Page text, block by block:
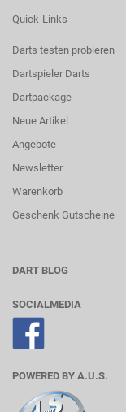
Quick-Links
Darts testen probieren
Dartspieler Darts
Dartpackage
Neue Artikel
Angebote
Newsletter
Warenkorb
Geschenk Gutscheine
DART BLOG
SOCIALMEDIA
POWERED BY A.U.S.